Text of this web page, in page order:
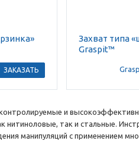
ЗАКАЗАТЬ
Захват типа
Graspit™
и
нитиноловые, так и стальные.
манипуляций с применением